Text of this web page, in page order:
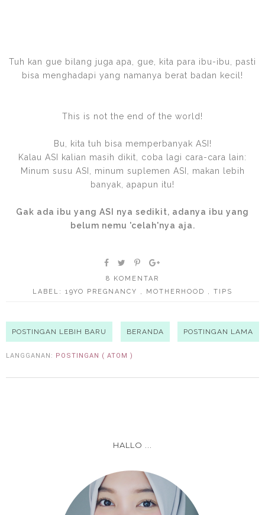
Tuh kan gue bilang juga apa, gue, kita para ibu-ibu, pasti
bisa menghadapi yang namanya berat badan kecil!
This is not the end of the world!
Bu, kita tuh bisa memperbanyak ASI!
Kalau ASI kalian masih dikit, coba lagi cara-cara lain:
Minum susu ASI, minum suplemen ASI, makan lebih
banyak, apapun itu!
Gak ada ibu yang ASI nya sedikit, adanya ibu yang
belum nemu 'celah'nya aja.
8 KOMENTAR
LABEL: 19YO PREGNANCY MOTHERHOOD TIPS
POSTINGAN LEBIH BARU POSTINGAN LAMA
BERANDA
LANGGANAN: POSTINGAN ( ATOM )
HALLO ...